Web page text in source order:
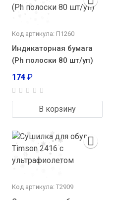
Код артикула: П1260
Индикаторная бумага
(Ph полоски 80 шт/уп)
174 ₽
В корзину
Код артикула: Т2909